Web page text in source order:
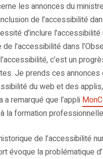
les annonces du
de l’accessibilité
d’inclure
l’accessibilité dans
c’est un
Je prends ces
du web et des
a remarqué que l’appli
la formation
de l’accessibilité
évoque la problématique